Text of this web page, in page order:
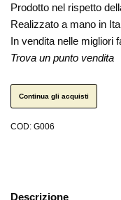
Prodotto nel rispetto
Realizzato a mano in
In vendita nelle migliori
Trova un punto vendita
Continua gli acquisti
COD: G006
Descrizione